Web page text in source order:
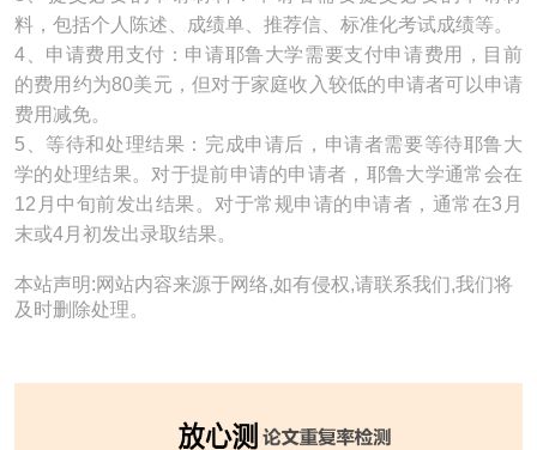
料，包括个人陈述、成绩单、推荐信、标准化考试成绩等。
4、申请费用支付：申请耶鲁大学需要支付申请费用，目前
的费用约为80美元，但对于家庭收入较低的申请者可以申请
费用减免。
5、等待和处理结果：完成申请后，申请者需要等待耶鲁大
学的处理结果。对于提前申请的申请者，耶鲁大学通常会在
12月中旬前发出结果。对于常规申请的申请者，通常在3月
末或4月初发出录取结果。
本站声明:网站内容来源于网络,如有侵权,请联系我们,我们将
及时删除处理。